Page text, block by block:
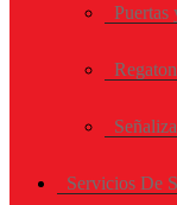
Puertas
Servicios De